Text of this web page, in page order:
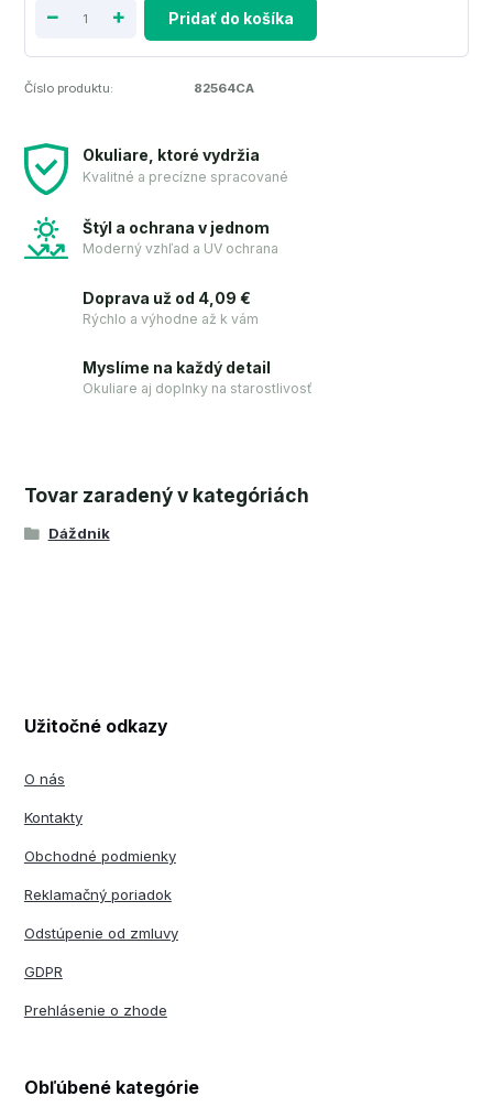
Pridať do košíka
Číslo produktu: 82564CA
Okuliare, ktoré vydržia
Kvalitné a precízne spracované
Štýl a ochrana v jednom
Moderný vzhľad a UV ochrana
Doprava už od 4,09 €
Rýchlo a výhodne až k vám
Myslíme na každý detail
Okuliare aj doplnky na starostlivosť
Tovar zaradený v kategóriách
Dáždnik
Užitočné odkazy
O nás
Kontakty
Obchodné podmienky
Reklamačný poriadok
Odstúpenie od zmluvy
GDPR
Prehlásenie o zhode
Obľúbené kategórie